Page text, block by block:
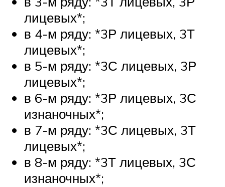
лицевых*;
в 4-м ряду: *3Р лицевых, 3Т
лицевых*;
в 5-м ряду: *3С лицевых, 3Р
лицевых*;
в 6-м ряду: *3Р лицевых, 3С
изнаночных*;
в 7-м ряду: *3С лицевых, 3Т
лицевых*;
в 8-м ряду: *3Т лицевых, 3С
изнаночных*;